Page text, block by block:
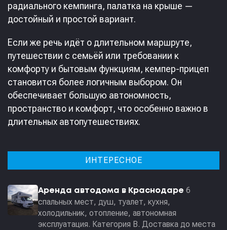
радиального кемпинга, палатка на крыше —
достойный и простой вариант.
Если же речь идёт о длительном маршруте,
путешествии с семьёй или требовании к
комфорту и бытовым функциям, кемпер-прицеп
становится более логичным выбором. Он
обеспечивает большую автономность,
пространство и комфорт, что особенно важно в
длительных автопутешествиях.
ИНТЕРЕСНОЕ
Аренда автодома в Краснодаре 6
спальных мест, душ, туалет, кухня,
холодильник, отопление, автономная
эксплуатация. Категория В. Доставка до места